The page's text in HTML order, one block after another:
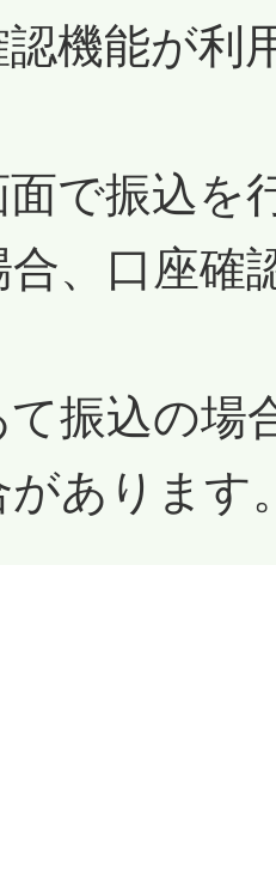
機能が利
で振込を
、口座確
振込の場
があります